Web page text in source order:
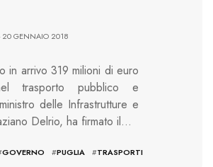
20 GENNAIO 2018
in arrivo 319 milioni di euro
trasporto pubblico e
delle Infrastrutture e
Delrio, ha firmato il…
GOVERNO #PUGLIA #TRASPORTI